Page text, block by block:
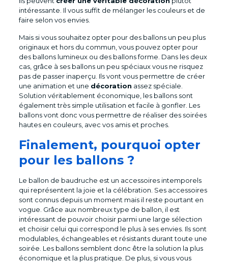
intéressante. Il vous suffit de mélanger les couleurs et de
faire selon vos envies.
Mais si vous souhaitez opter pour des ballons un peu plus
originaux et hors du commun, vous pouvez opter pour
des ballons lumineux ou des ballons forme. Dans les deux
cas, grâce à ses ballons un peu spéciaux vous ne risquez
pas de passer inaperçu. Ils vont vous permettre de créer
une animation et une décoration assez spéciale.
Solution véritablement économique, les ballons sont
également très simple utilisation et facile à gonfler. Les
ballons vont donc vous permettre de réaliser des soirées
hautes en couleurs, avec vos amis et proches.
Finalement, pourquoi opter
pour les ballons ?
Le ballon de baudruche est un accessoires intemporels
qui représentent la joie et la célébration. Ses accessoires
sont connus depuis un moment mais il reste pourtant en
vogue. Grâce aux nombreux type de ballon, il est
intéressant de pouvoir choisir parmi une large sélection
et choisir celui qui correspond le plus à ses envies. Ils sont
modulables, échangeables et résistants durant toute une
soirée. Les ballons semblent donc être la solution la plus
économique et la plus pratique. De plus, si vous vous